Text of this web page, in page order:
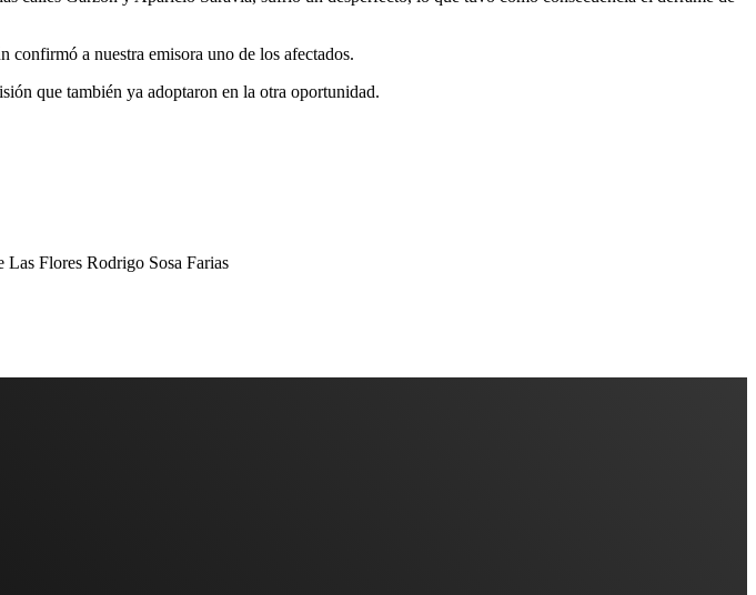
confirmó a nuestra emisora uno de los afectados.
que también ya adoptaron en la otra oportunidad.
Las Flores Rodrigo Sosa Farias